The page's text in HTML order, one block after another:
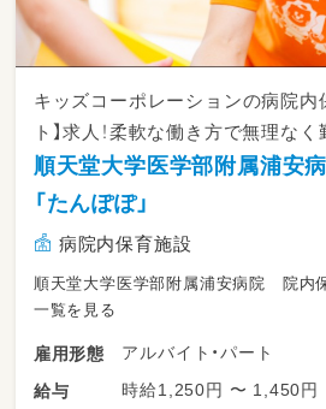
■スクルドエンジェル保
住所：鎌ケ谷市新鎌ケ
定員：19名
■スクルドエンジェル保
住所：四街道市もねの里
定員：60名
＜②エリア：9園＞
└市原市・袖ヶ浦市・君津
■スクルドエンジェル保
定員：60名
■うみかぜ保育園（企業主
キッズコーポレーションの病院内
ト】求人！柔軟な働き方で無理なく
順天堂大学医学部附属浦安
「たんぽぽ」
病院内保育施設
順天堂大学医学部附属浦安病院 院内保
一覧を見る
雇用形態
アルバイト・パート
給与
時給1,250円 〜 1,450円